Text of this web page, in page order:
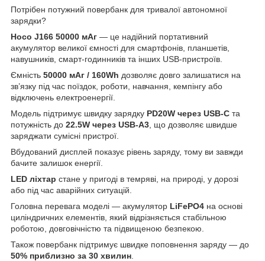
Потрібен потужний повербанк для тривалої автономної
зарядки?
Hoco J166 50000 мАг — це надійний портативний
акумулятор великої ємності для смартфонів, планшетів,
навушників, смарт-годинників та інших USB-пристроїв.
Ємність 50000 мАг / 160Wh дозволяє довго залишатися на
зв’язку під час поїздок, роботи, навчання, кемпінгу або
відключень електроенергії.
Модель підтримує швидку зарядку PD20W через USB-C та
потужність до 22.5W через USB-A3 , що дозволяє швидше
заряджати сумісні пристрої.
Вбудований дисплей показує рівень заряду, тому ви завжди
бачите залишок енергії.
LED ліхтар стане у пригоді в темряві, на природі, у дорозі
або під час аварійних ситуацій.
Головна перевага моделі — акумулятор LiFePO4 на основі
циліндричних елементів, який відрізняється стабільною
роботою, довговічністю та підвищеною безпекою.
Також повербанк підтримує швидке поповнення заряду — до
50% приблизно за 30 хвилин